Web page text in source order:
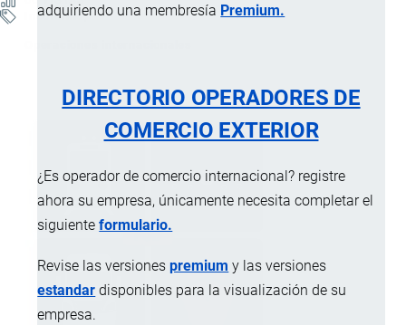
adquiriendo una membresía Premium.
DIRECTORIO OPERADORES DE
COMERCIO EXTERIOR
¿Es operador de comercio internacional? registre
ahora su empresa, únicamente necesita completar el
siguienteformulario.
Revise las versionespremium y las versiones
estandar disponibles para la visualización de su
empresa.
Incoterms